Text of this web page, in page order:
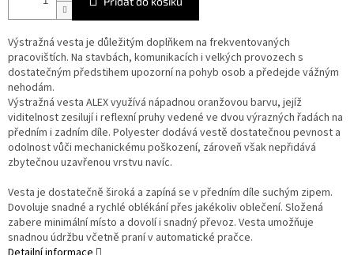
Výstražná vesta je důležitým doplňkem na frekventovaných
pracovištích. Na stavbách, komunikacích i velkých provozech s
dostatečným předstihem upozorní na pohyb osob a předejde vážným
nehodám.
Výstražná vesta ALEX využívá nápadnou oranžovou barvu, jejíž
viditelnost zesilují i reflexní pruhy vedené ve dvou výrazných řadách na
předním i zadním díle. Polyester dodává vestě dostatečnou pevnost a
odolnost vůči mechanickému poškození, zároveň však nepřidává
zbytečnou uzavřenou vrstvu navíc.
Vesta je dostatečně široká a zapíná se v předním díle suchým zipem.
Dovoluje snadné a rychlé oblékání přes jakékoliv oblečení. Složená
zabere minimální místo a dovolí i snadný převoz. Vesta umožňuje
snadnou údržbu včetně praní v automatické pračce.